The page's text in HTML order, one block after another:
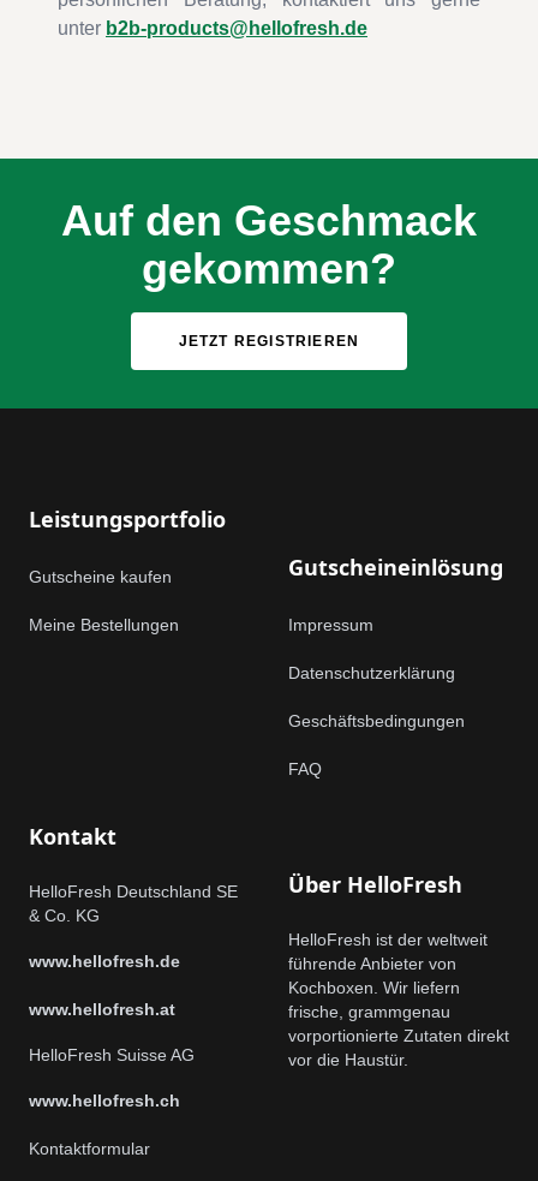
unter b2b-products@hellofresh.de
Auf den Geschmack
gekommen?
JETZT REGISTRIEREN
Leistungsportfolio
Gutscheine kaufen
Meine Bestellungen
Gutscheineinlösung
Impressum
Datenschutzerklärung
Geschäftsbedingungen
FAQ
Kontakt
HelloFresh Deutschland SE
& Co. KG
www.hellofresh.de
www.hellofresh.at
HelloFresh Suisse AG
www.hellofresh.ch
Kontaktformular
Über HelloFresh
HelloFresh ist der weltweit
führende Anbieter von
Kochboxen. Wir liefern
frische, grammgenau
vorportionierte Zutaten direkt
vor die Haustür.